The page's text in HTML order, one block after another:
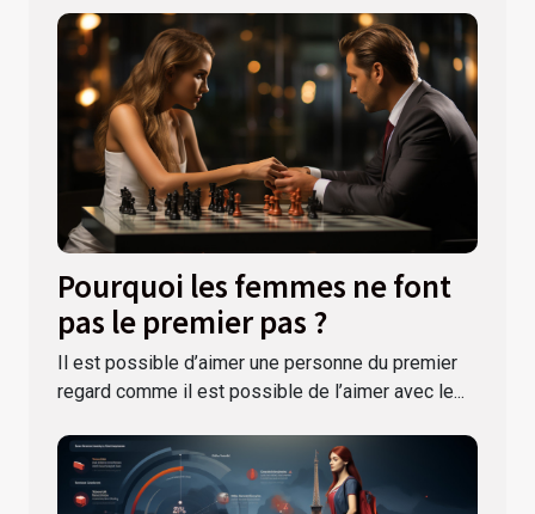
Pourquoi les femmes ne font
pas le premier pas ?
Il est possible d’aimer une personne du premier
regard comme il est possible de l’aimer avec le...